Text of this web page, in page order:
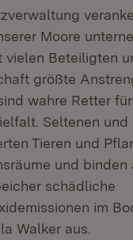
Moore
vielen Beteiligten
größte
wahre Retter
Seltenen und
Tieren und
und binden
schädliche
im
Walker aus.